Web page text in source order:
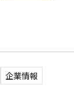
企業情報